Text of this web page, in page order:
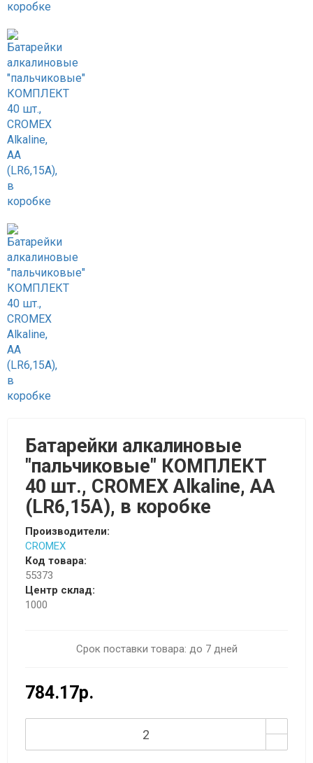
Батарейки алкалиновые
"пальчиковые" КОМПЛЕКТ
40 шт., CROMEX Alkaline, АА
(LR6,15А), в коробке
Производители:
CROMEX
Код товара:
55373
Центр склад:
1000
Срок поставки товара: до 7 дней
784.17р.